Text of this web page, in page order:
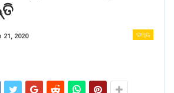
ରାଜ୍ୟ
21, 2020